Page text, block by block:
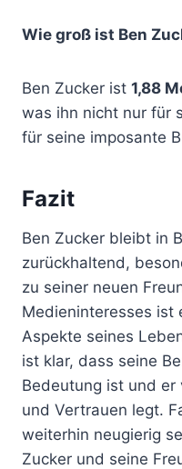
Wie groß ist Ben
Ben Zucker ist 1,88
was ihn nicht nur für
für seine imposante
Fazit
Ben Zucker bleibt in
zurückhaltend,
zu seiner neuen
Medieninteresses ist
Aspekte seines
ist klar, dass seine
Bedeutung ist und
und Vertrauen legt.
weiterhin neugierig
Zucker und seine